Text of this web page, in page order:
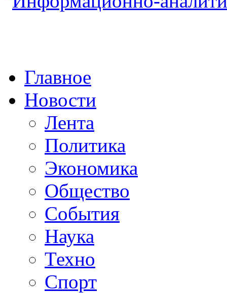
Главное
Новости
Лента
Политика
Экономика
Общество
События
Наука
Техно
Спорт